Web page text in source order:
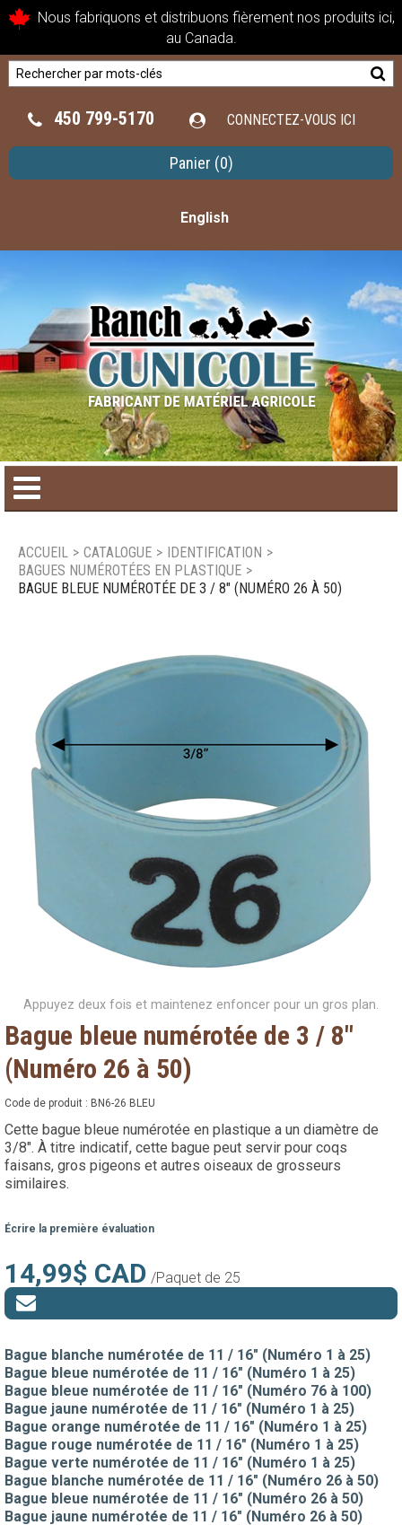
Nous fabriquons et distribuons fièrement nos produits ici,
au Canada.
450 799-5170 CONNECTEZ-VOUS ICI
Panier (0)
English
Catalogue de produit
Nous joindre
ACCUEIL > CATALOGUE > IDENTIFICATION >
BAGUES NUMÉROTÉES EN PLASTIQUE >
BAGUE BLEUE NUMÉROTÉE DE 3 / 8" (NUMÉRO 26 À 50)
Appuyez deux fois et maintenez enfoncer pour un gros plan.
Bague bleue numérotée de 3 / 8"
(Numéro 26 à 50)
Code de produit : BN6-26 BLEU
Cette bague bleue numérotée en plastique a un diamètre de
3/8". À titre indicatif, cette bague peut servir pour coqs
faisans, gros pigeons et autres oiseaux de grosseurs
similaires.
Écrire la première évaluation
14,99$ CAD /Paquet de 25
Bague blanche numérotée de 11 / 16" (Numéro 1 à 25)
Bague bleue numérotée de 11 / 16" (Numéro 1 à 25)
Bague bleue numérotée de 11 / 16" (Numéro 76 à 100)
Bague jaune numérotée de 11 / 16" (Numéro 1 à 25)
Bague orange numérotée de 11 / 16" (Numéro 1 à 25)
Bague rouge numérotée de 11 / 16" (Numéro 1 à 25)
Bague verte numérotée de 11 / 16" (Numéro 1 à 25)
Bague blanche numérotée de 11 / 16" (Numéro 26 à 50)
Bague bleue numérotée de 11 / 16" (Numéro 26 à 50)
Bague jaune numérotée de 11 / 16" (Numéro 26 à 50)